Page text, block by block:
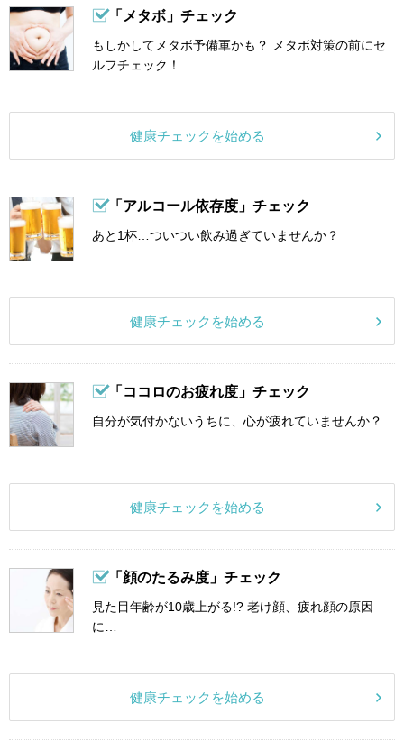
「メタボ」チェック
もしかしてメタボ予備軍かも？ メタボ対策の前にセ
ルフチェック！
健康チェックを始める
「アルコール依存度」チェック
あと1杯…ついつい飲み過ぎていませんか？
健康チェックを始める
「ココロのお疲れ度」チェック
自分が気付かないうちに、心が疲れていませんか？
健康チェックを始める
「顔のたるみ度」チェック
見た目年齢が10歳上がる!? 老け顔、疲れ顔の原因
に…
健康チェックを始める